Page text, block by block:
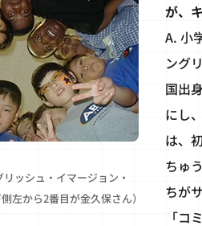
ッシュ・イマージョン・
左から2番目が金久保さん）
が、
A. 小
ング
国出
にし
は、
ちゅ
ちが
「コ